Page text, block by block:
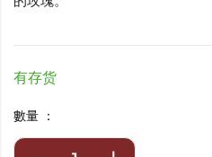
有存货
數量 ：